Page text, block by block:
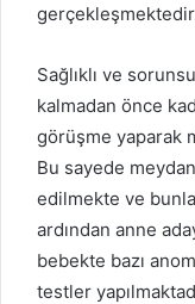
Sağlıklı ve
kalmadan önce
görüşme yaparak
Bu sayede
edilmekte ve
ardından anne
bebekte bazı
testler